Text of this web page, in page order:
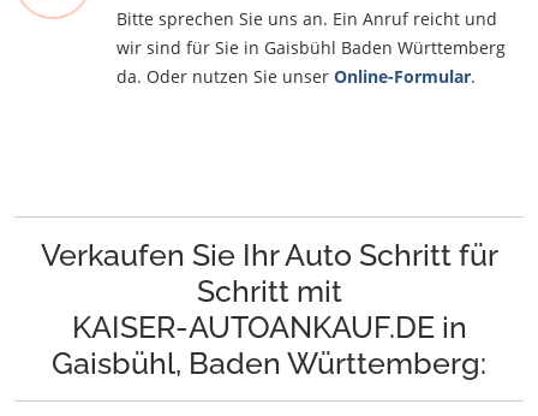
Bitte sprechen Sie uns an. Ein Anruf reicht und
wir sind für Sie in Gaisbühl Baden Württemberg
da. Oder nutzen Sie unser Online-Formular.
Verkaufen Sie Ihr Auto Schritt für
Schritt mit
KAISER-AUTOANKAUF.DE in
Gaisbühl, Baden Württemberg: